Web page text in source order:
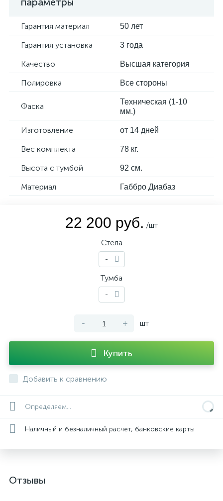
Гарантия материал 50 лет
Гарантия установка 3 года
Качество Высшая категория
Полировка Все стороны
Фаска
Техническая (1-10
мм.)
Изготовление от 14 дней
Вес комплекта 78 кг.
Высота с тумбой 92 см.
Материал Габбро Диабаз
22 200 руб. /шт
Стела
-
Тумба
-
- + шт
Купить
Добавить к сравнению
Определяем...
Наличный и безналичный расчет, банковские карты
Отзывы